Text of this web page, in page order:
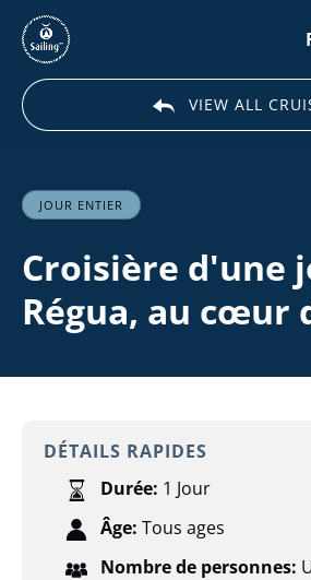
Aller à la navigation principale
Aller au contenu
Aller au pied de page
VIEW ALL
JOUR ENTIER
Croisière d'une
Régua, au cœur
DÉTAILS RAPIDES
Durée: 1 Jour
Âge: Tous ages
Nombre de personnes: